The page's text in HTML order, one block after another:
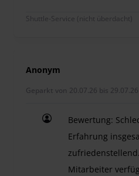
Shuttle-Service (nicht überdacht)
Anonym
Geparkt von 20.07.26 bis 29.07.26
Bewertung:
Erfahrung
Mitarbeiter